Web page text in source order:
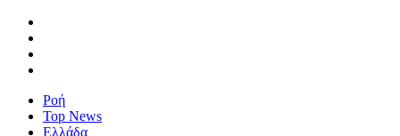
Ροή
Top News
Ελλάδα